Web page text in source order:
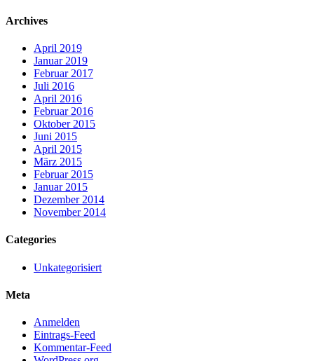
Archives
April 2019
Januar 2019
Februar 2017
Juli 2016
April 2016
Februar 2016
Oktober 2015
Juni 2015
April 2015
März 2015
Februar 2015
Januar 2015
Dezember 2014
November 2014
Categories
Unkategorisiert
Meta
Anmelden
Eintrags-Feed
Kommentar-Feed